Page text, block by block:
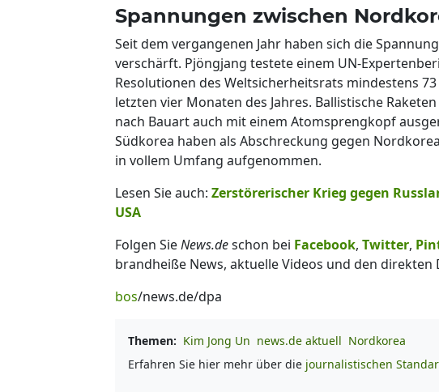
Spannungen zwischen
Seit dem vergangenen Jahr haben sich die
verschärft. Pjöngjang testete einem UN-
Resolutionen des Weltsicherheitsrats mindestens
letzten vier Monaten des Jahres. Ballistische
nach Bauart auch mit einem Atomsprengkopf
Südkorea haben als Abschreckung gegen
in vollem Umfang aufgenommen.
Lesen Sie auch: Zerstörerischer Krieg gegen
USA
Folgen SieNews.deschon bei Facebook, Twitter,
brandheiße News, aktuelle Videos und den direkten
bos/news.de/dpa
Themen: Kim Jong Un news.de aktuell Nordkorea
Erfahren Sie hier mehr über die journalistischen